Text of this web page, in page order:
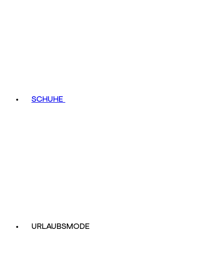
SCHUHE
URLAUBSMODE